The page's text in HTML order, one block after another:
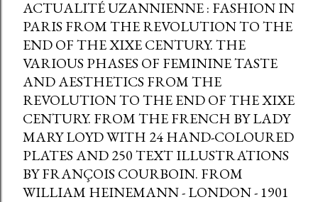
ACTUALITÉ UZANNIENNE : FASHION IN
PARIS FROM THE REVOLUTION TO THE
END OF THE XIXE CENTURY. THE
VARIOUS PHASES OF FEMININE TASTE
AND AESTHETICS FROM THE
REVOLUTION TO THE END OF THE XIXE
CENTURY. FROM THE FRENCH BY LADY
MARY LOYD WITH 24 HAND-COLOURED
PLATES AND 250 TEXT ILLUSTRATIONS
BY FRANÇOIS COURBOIN. FROM
WILLIAM HEINEMANN - LONDON - 1901